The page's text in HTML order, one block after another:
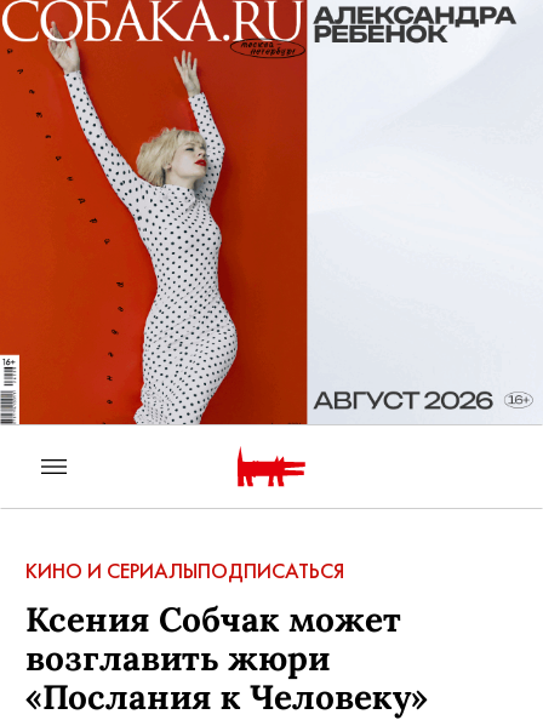
КИНО И СЕРИАЛЫПОДПИСАТЬСЯ
Ксения Собчак может
возглавить жюри
«Послания к Человеку»